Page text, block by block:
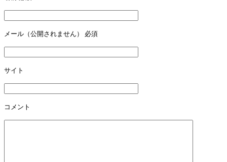
ゲ
ー
シ
ョ
ン
メール（公開されません） 必須
サイト
コメント